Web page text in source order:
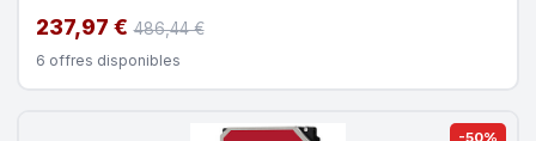
237,97 € 486,44 €
6 offres disponibles